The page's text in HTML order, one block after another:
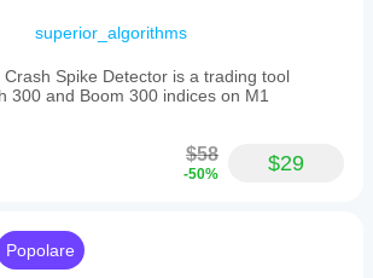
superior_algorithms
Spike Detector is a trading tool
300 and Boom 300 indices on M1
$58
-50% $29
Popolare